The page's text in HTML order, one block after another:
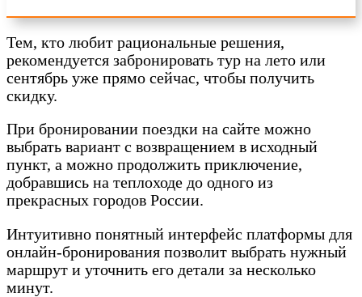
Тем, кто любит рациональные решения,
рекомендуется забронировать тур на лето или
сентябрь уже прямо сейчас, чтобы получить
скидку.
При бронировании поездки на сайте можно
выбрать вариант с возвращением в исходный
пункт, а можно продолжить приключение,
добравшись на теплоходе до одного из
прекрасных городов России.
Интуитивно понятный интерфейс платформы для
онлайн-бронирования позволит выбрать нужный
маршрут и уточнить его детали за несколько
минут.